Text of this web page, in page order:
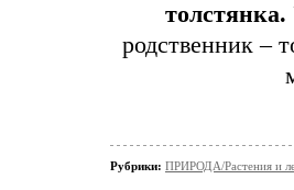
толстянка.
родственник –
Рубрики: ПРИРОДА/Растения и